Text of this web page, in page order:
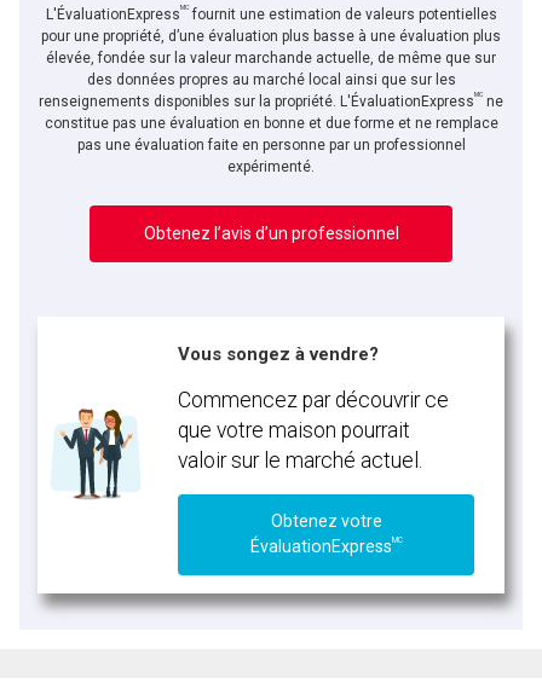
L'ÉvaluationExpressMCfournit une estimation de valeurs potentielles
pour une propriété, d’une évaluation plus basse à une évaluation plus
élevée, fondée sur la valeur marchande actuelle, de même que sur
des données propres au marché local ainsi que sur les
renseignements disponibles sur la propriété. L'ÉvaluationExpressMC ne
constitue pas une évaluation en bonne et due forme et ne remplace
pas une évaluation faite en personne par un professionnel
expérimenté.
Obtenez l’avis d’un professionnel
Vous songez à vendre?
Commencez par découvrir ce
que votre maison pourrait
valoir sur le marché actuel.
Obtenez votre
ÉvaluationExpressMC